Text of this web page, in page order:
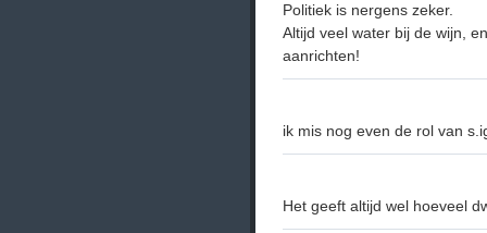
Politiek is nergens zeker.
Altijd veel water bij de wijn,
aanrichten!
ik mis nog even de rol van
Het geeft altijd wel hoeveel